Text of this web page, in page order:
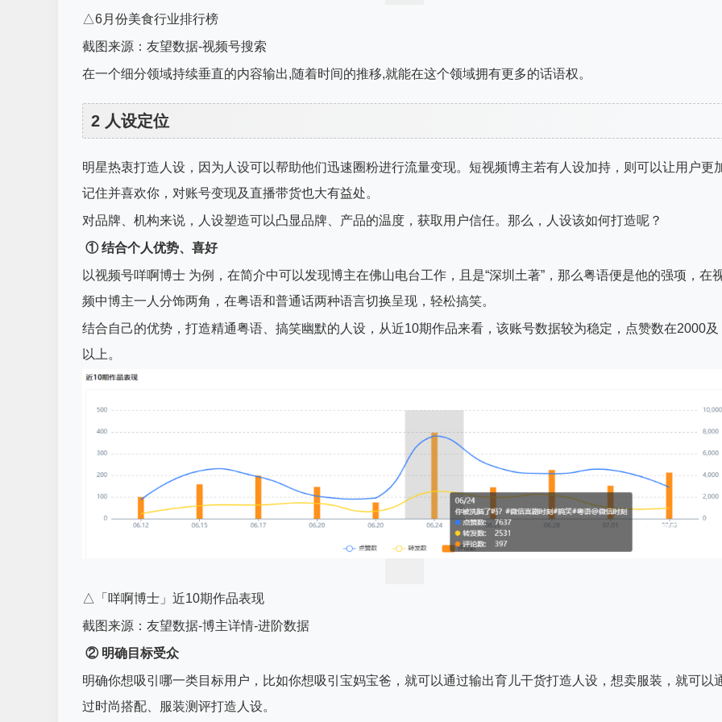
△6月份美食行业排行榜
截图来源：友望数据-视频号搜索
在一个细分领域持续垂直的内容输出,随着时间的推移,就能在这个领域拥有更多的话语权。
2 人设定位
明星热衷打造人设，因为人设可以帮助他们迅速圈粉进行流量变现。短视频博主若有人设加持，则可以让用户更
记住并喜欢你，对账号变现及直播带货也大有益处。
对品牌、机构来说，人设塑造可以凸显品牌、产品的温度，获取用户信任。那么，人设该如何打造呢？
① 结合个人优势、喜好
以视频号咩啊博士 为例，在简介中可以发现博主在佛山电台工作，且是“深圳土著”，那么粤语便是他的强项，在
频中博主一人分饰两角，在粤语和普通话两种语言切换呈现，轻松搞笑。
结合自己的优势，打造精通粤语、搞笑幽默的人设，从近10期作品来看，该账号数据较为稳定，点赞数在2000及
以上。
△「咩啊博士」近10期作品表现
截图来源：友望数据-博主详情-进阶数据
② 明确目标受众
明确你想吸引哪一类目标用户，比如你想吸引宝妈宝爸，就可以通过输出育儿干货打造人设，想卖服装，就可以
过时尚搭配、服装测评打造人设。